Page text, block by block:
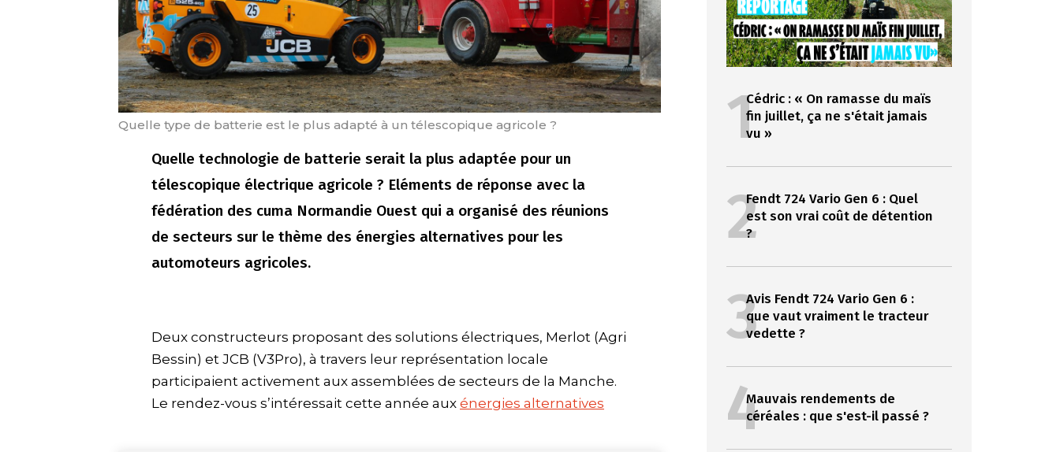
Quelle type de batterie est le plus adapté à un télescopique agricole ?
Quelle technologie de batterie serait la plus adaptée pour un
télescopique électrique agricole ? Eléments de réponse avec la
fédération des cuma Normandie Ouest qui a organisé des réunions
de secteurs sur le thème des énergies alternatives pour les
automoteurs agricoles.
Deux constructeurs proposant des solutions électriques, Merlot (Agri
Bessin) et JCB (V3Pro), à travers leur représentation locale
participaient activement aux assemblées de secteurs de la Manche.
Le rendez-vous s’intéressait cette année aux énergies alternatives
1Cédric : « On ramasse du maïs
fin juillet, ça ne s'était jamais
vu »
2Fendt 724 Vario Gen 6 : Quel
est son vrai coût de détention
?
3Avis Fendt 724 Vario Gen 6 :
que vaut vraiment le tracteur
vedette ?
4Mauvais rendements de
céréales : que s'est-il passé ?